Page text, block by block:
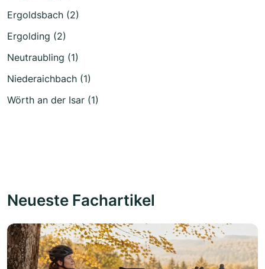
Ergoldsbach (2)
Ergolding (2)
Neutraubling (1)
Niederaichbach (1)
Wörth an der Isar (1)
Neueste Fachartikel